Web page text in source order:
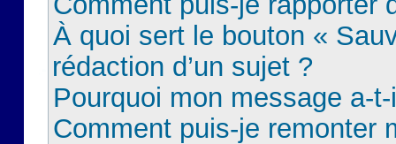
À quoi sert le bouton «
rédaction d’un sujet ?
Pourquoi mon message a-
Comment puis-je remonter